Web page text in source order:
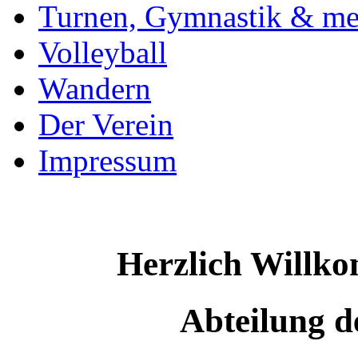
Turnen, Gymnastik &
Volleyball
Wandern
Der Verein
Impressum
Herzlich
Abteilung